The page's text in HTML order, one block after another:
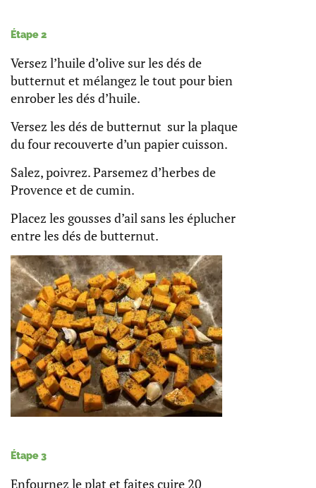
Étape 2
Versez l’huile d’olive sur les dés de
butternut et mélangez le tout pour bien
enrober les dés d’huile.
Versez les dés de butternut sur la plaque
du four recouverte d’un papier cuisson.
Salez, poivrez. Parsemez d’herbes de
Provence et de cumin.
Placez les gousses d’ail sans les éplucher
entre les dés de butternut.
Étape 3
Enfournez le plat et faites cuire 20